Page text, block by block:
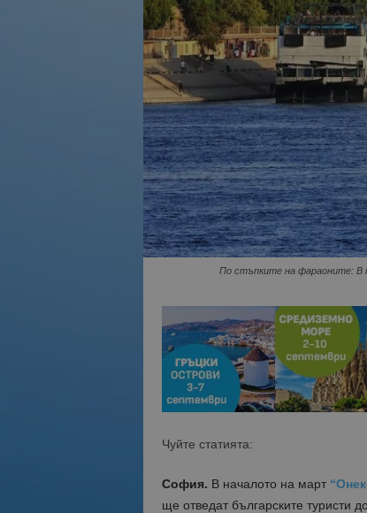
!
По стъпките на фараоните: В
Чуйте статията:
София. В началото на март
ще отведат българските туристи